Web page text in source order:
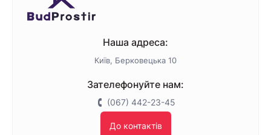
Наша адреса:
Київ, Берковецька 10
Зателефонуйте нам:
(067) 442-23-45
До контактів